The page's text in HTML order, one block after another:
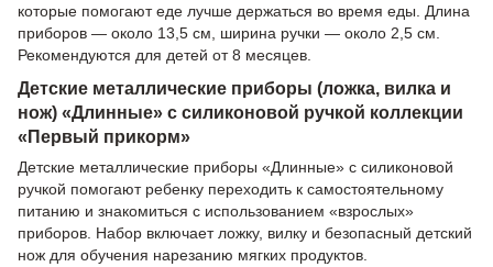
которые помогают еде лучше держаться во время еды. Длина
приборов — около 13,5 см, ширина ручки — около 2,5 см.
Рекомендуются для детей от 8 месяцев.
Детские металлические приборы (ложка, вилка и
нож) «Длинные» с силиконовой ручкой коллекции
«Первый прикорм»
Детские металлические приборы «Длинные» с силиконовой
ручкой помогают ребенку переходить к самостоятельному
питанию и знакомиться с использованием «взрослых»
приборов. Набор включает ложку, вилку и безопасный детский
нож для обучения нарезанию мягких продуктов.